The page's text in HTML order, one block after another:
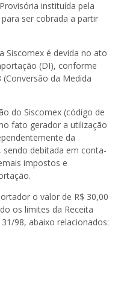
instituída pela
ser cobrada a partir
Siscomex é devida no ato
(DI), conforme
(Conversão da Medida
do Siscomex (código de
fato gerador a utilização
da
debitada em conta-
impostos e
o valor de R$ 30,00
os limites da Receita
98, abaixo relacionados: